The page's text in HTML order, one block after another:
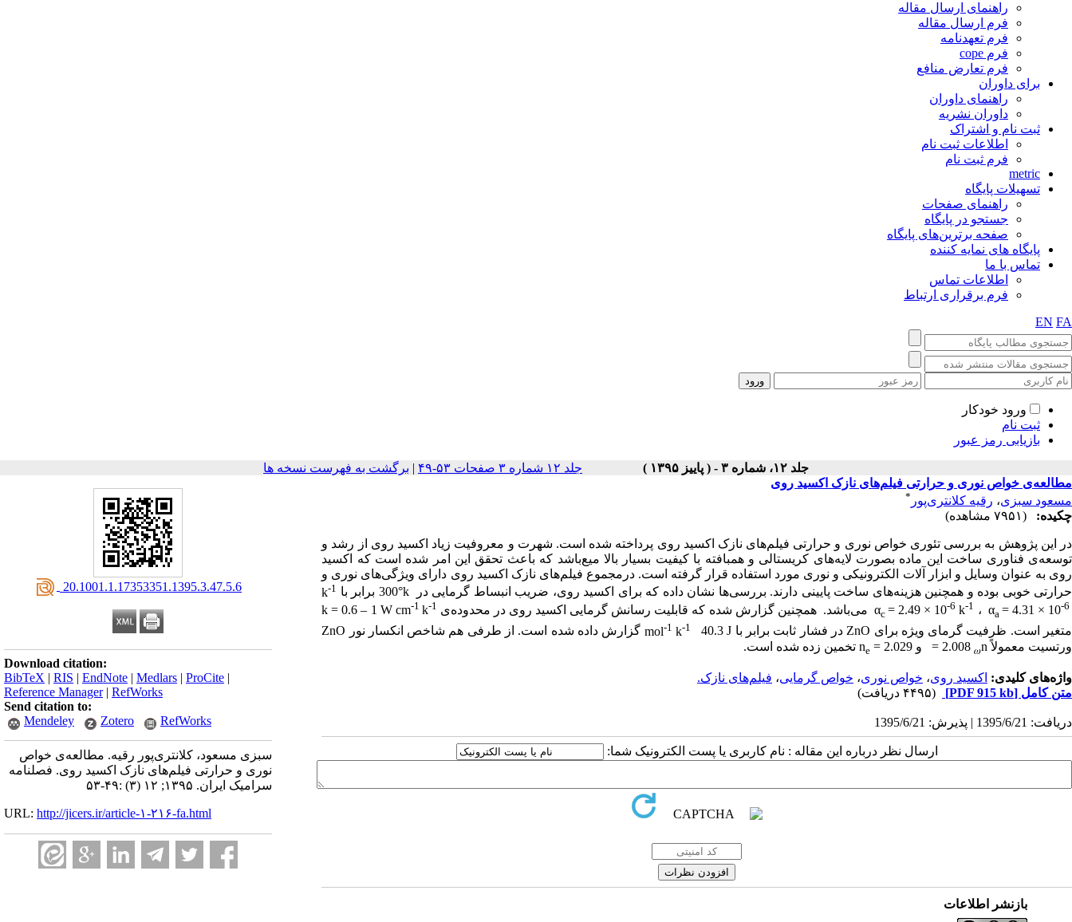
راهنمای ارسال مقاله
فرم ارسال مقاله
فرم تعهدنامه
فرم cope
فرم تعارض منافع
برای داوران
راهنمای داوران
داوران نشریه
ثبت نام و اشتراک
اطلاعات ثبت نام
فرم ثبت نام
metric
تسهیلات پایگاه
راهنمای صفحات
جستجو در پایگاه
صفحه برترین‌های پایگاه
پایگاه های نمایه کننده
تماس با ما
اطلاعات تماس
فرم برقراری ارتباط
EN FA
ورود خودکار
ثبت نام
بازیابی رمز عبور
جلد ۱۲، شماره ۳ - ( پاييز ۱۳۹۵ ) جلد ۱۲ شماره ۳ صفحات ۵۳-۴۹ | برگشت به فهرست نسخه ها
‎ 20.1001.1.17353351.1395.3.47.5.6
Download citation:
BibTeX | RIS | EndNote | Medlars | ProCite |
Reference Manager| RefWorks
Send citation to:
Mendeley
Zotero RefWorks
سبزی مسعود، کلانتری‌پور رقیه. مطالعه‌ی خواص
نوری و حرارتی فیلم‌های نازک اکسید روی. فصلنامه
سرامیک ایران. ۱۳۹۵; ۱۲ (۳) :۴۹-۵۳
URL: http://jicers.ir/article-۱-۲۱۶-fa.html
مطالعه‌ی خواص نوری و حرارتی فیلم‌های نازک اکسید روی
مسعود سبزی، رقیه کلانتری‌پور *
چکیده: (۷۹۵۱ مشاهده)
در این پژوهش به بررسی تئوری خواص نوری و حرارتی فیلم‌های نازک اکسید روی پرداخته شده است. شهرت و معروفیت زیاد اکسید روی از رشد و
توسعه‌ی فناوری ساخت این ماده بصورت لایه‌های کریستالی و همبافته با کیفیت بسیار بالا میع‌باشد که باعث تحقق این امر شده است که اکسید
روی به عنوان وسایل و ابزار آلات الکترونیکی و نوری مورد استفاده قرار گرفته است. درمجموع فیلم‌های نازک اکسید روی دارای ویژگی‌های نوری و
حرارتی خوبی بوده و همچنین هزینه‌های ساخت پایینی دارند. بررسی‌ها نشان داده که برای اکسید روی، ضریب انبساط گرمایی در°k300 برابر با k-1
αa = 4.31 × 10-6 ، k-1
αc= 2.49 × 10-6 می‌باشد. همچنین گزارش شده که قابلیت رسانش گرمایی اکسید روی در محدوده‌ی k = 0.6 – 1 W cm-1 k-1
متغیر است. ظرفیت گرمای ویژه برای ZnOدر فشار ثابت برابر با 40.3 J
mol-1 k-1 گزارش داده شده است. از طرفی هم شاخص انکسار نور ZnO
ورتسیت معمولاًn
𝜔
= 2.008 و ne = 2.029 تخمین زده شده است.
واژه‌های کلیدی: اکسید روی، خواص نوری، خواص گرمایی، فیلم‌های نازک.
متن کامل [PDF 915 kb] (۴۴۹۵ دریافت)
دریافت: 1395/6/21 | پذیرش: 1395/6/21
ارسال نظر درباره این مقاله : نام کاربری یا پست الکترونیک شما:
بازنشر اطلاعات